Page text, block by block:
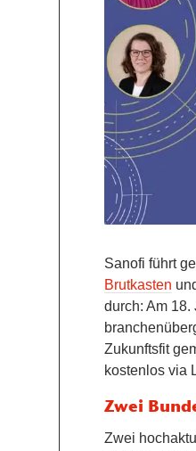
Sanofi führt
Brutkasten
durch: Am
Zukunftsfit
kostenlos via
Zwei
Zwei